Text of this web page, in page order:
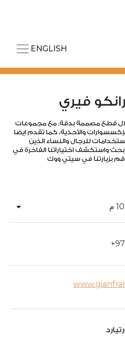
ENGLISH
10م arrow_drop_down
+
فيري
قطع مصممة بدقة. مع مجموعات
والأحذية، كما تقدم ايضا
للرجال والنساء الذين
واستكشف اختياراتنا الفاخرة في
قم بزيارتنا في سيتي ووك